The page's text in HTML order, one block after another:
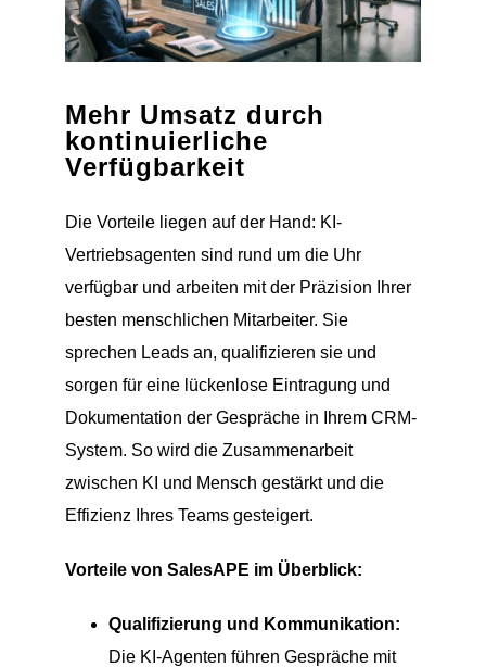
Mehr Umsatz durch
kontinuierliche
Verfügbarkeit
Die Vorteile liegen auf der Hand: KI-
Vertriebsagenten sind rund um die Uhr
verfügbar und arbeiten mit der Präzision Ihrer
besten menschlichen Mitarbeiter. Sie
sprechen Leads an, qualifizieren sie und
sorgen für eine lückenlose Eintragung und
Dokumentation der Gespräche in Ihrem CRM-
System. So wird die Zusammenarbeit
zwischen KI und Mensch gestärkt und die
Effizienz Ihres Teams gesteigert.
Vorteile von SalesAPE im Überblick:
Qualifizierung und Kommunikation:
Die KI-Agenten führen Gespräche mit